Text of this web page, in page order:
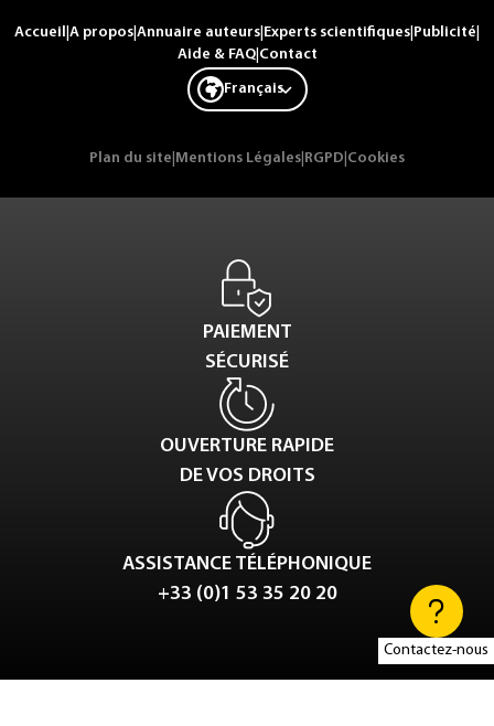
Contactez-nous
Accueil A propos Annuaire auteurs Experts scientifiques Publicité
Aide & FAQ| Contact
Français
Plan du site Mentions Légales RGPD Cookies
PAIEMENT
SÉCURISÉ
OUVERTURE RAPIDE
DE VOS DROITS
ASSISTANCE TÉLÉPHONIQUE
+33 (0)1 53 35 20 20